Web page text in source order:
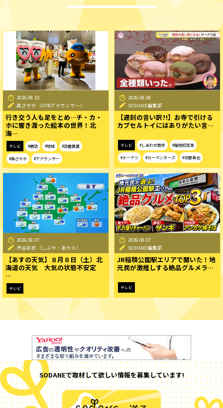
2026.08.10
森さやか（HTBアナウンサー）
行き交う人も足をとめ…チ・カ・
ホに響き渡った絵本の世界！北
海…
テレビ #朗読 #地域 #読書推進
#森さやか #アナウンサー
2026.08.08
SODANE編集部
【遅刻の言い訳?!】お寺で引ける
カプセルトイにはありがたい言…
テレビ #しあわせ散歩 #福地妃菜美
#ドーナツ #カーペンターズ #河野真也
2026.08.07
渋谷彩衣（しぶや・あやえ）
【あすの天気】８月８日（土）北
海道の天気 大気の状態不安定
…
テレビ
2026.08.07
SODANE編集部
JR稲積公園駅エリアで聞いた！地
元民が激推しする絶品グルメラ…
テレビ
SODANEで取材して欲しい情報を募集しています!